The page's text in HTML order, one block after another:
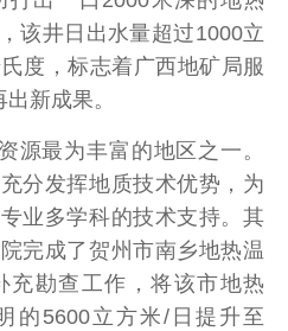
该井日出水量超过1000立
度，标志着广西地矿局服
新成果。
源最为丰富的地区之一。
分发挥地质技术优势，为
业多学科的技术支持。其
完成了贺州市南乡地热温
充勘查工作，将该市地热
的5600立方米/日提升至